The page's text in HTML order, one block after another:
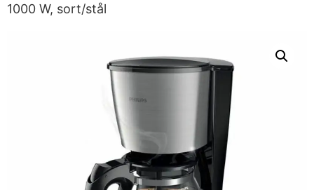
1000 W, sort/stål